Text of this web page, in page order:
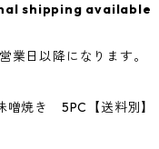
shipping available
業日以降になります。
噌焼き 5PC【送料別】